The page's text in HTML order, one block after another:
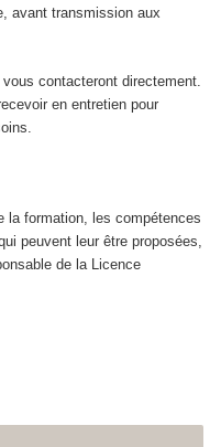
avant transmission aux
contacteront directement.
en entretien pour
la formation, les compétences
peuvent leur être proposées,
de la Licence